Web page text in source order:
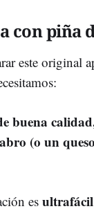
con piña
este original
buena
(o un
es ultrafácil